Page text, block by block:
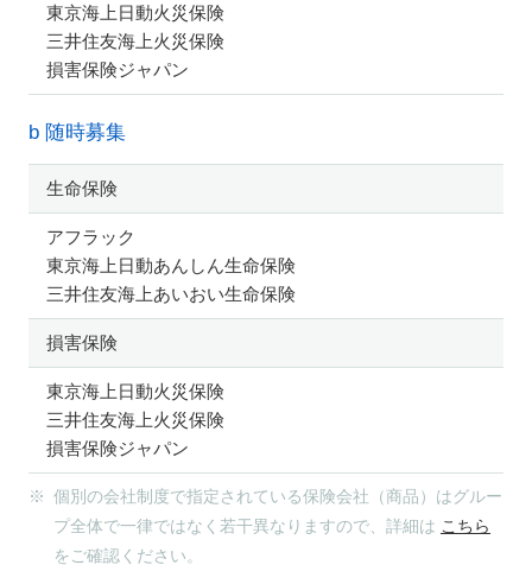
東京海上日動火災保険
三井住友海上火災保険
損害保険ジャパン
b 随時募集
生命保険
アフラック
東京海上日動あんしん生命保険
三井住友海上あいおい生命保険
損害保険
東京海上日動火災保険
三井住友海上火災保険
損害保険ジャパン
※ 個別の会社制度で指定されている保険会社（商品）はグルー
プ全体で一律ではなく若干異なりますので、詳細は こちら
をご確認ください。